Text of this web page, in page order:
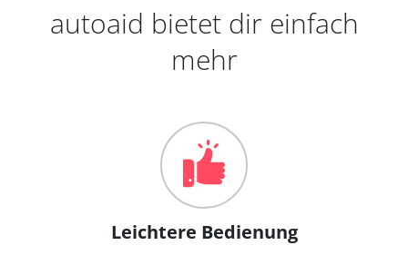
autoaid bietet dir einfach
mehr
Leichtere Bedienung